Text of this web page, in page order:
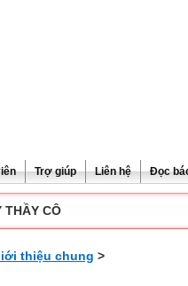
Trợ giúp Liên hệ Đọc
THẦY CÔ
thiệu chung >